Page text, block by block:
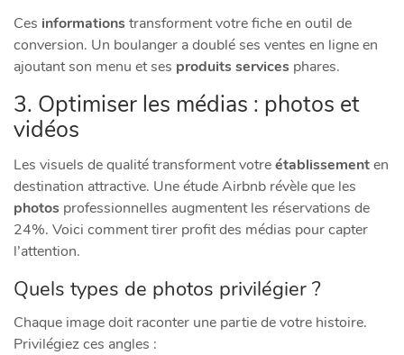
Ces informationstransforment votre fiche en outil de
conversion. Un boulanger a doublé ses ventes en ligne en
ajoutant son menu et ses produits services phares.
3. Optimiser les médias : photos et
vidéos
Les visuels de qualité transforment votreétablissementen
destination attractive. Une étude Airbnb révèle que les
photos professionnelles augmentent les réservations de
24%. Voici comment tirer profit des médias pour capter
l’attention.
Quels types de photos privilégier ?
Chaque image doit raconter une partie de votre histoire.
Privilégiez ces angles :